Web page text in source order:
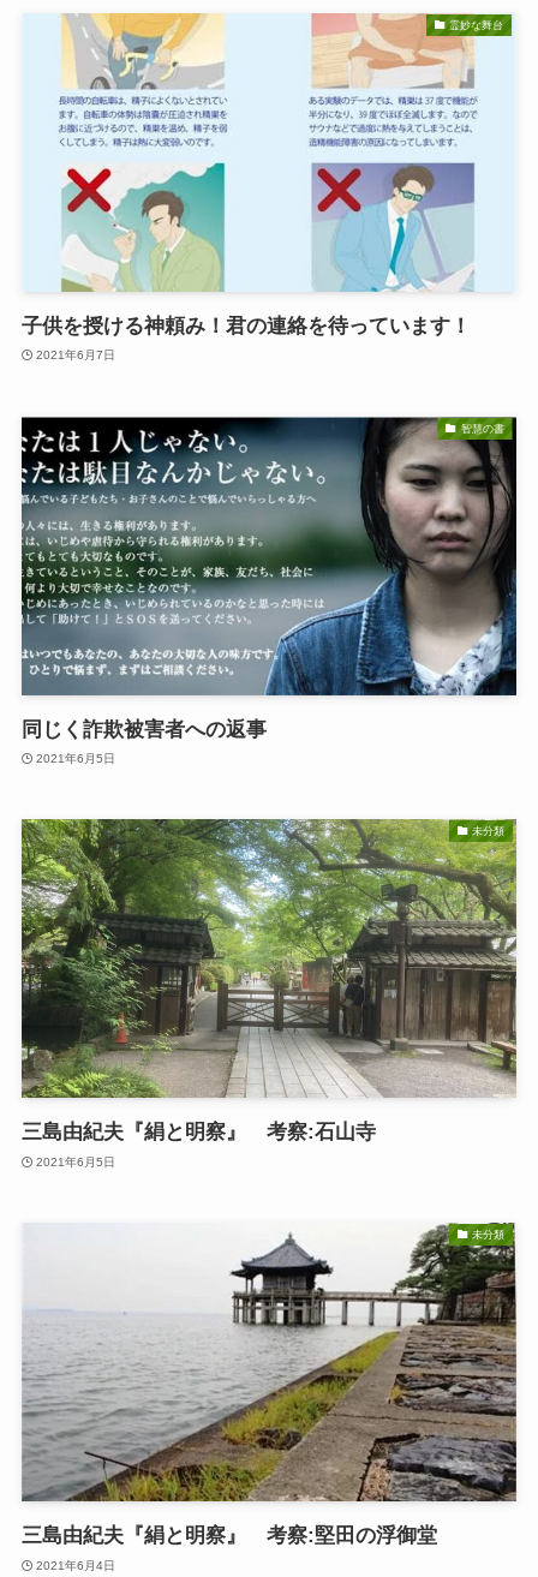
霊妙な舞台
子供を授ける神頼み！君の連絡を待っています！
2021年6月7日
智慧の書
同じく詐欺被害者への返事
2021年6月5日
未分類
三島由紀夫『絹と明察』 考察:石山寺
2021年6月5日
未分類
三島由紀夫『絹と明察』 考察:堅田の浮御堂
2021年6月4日